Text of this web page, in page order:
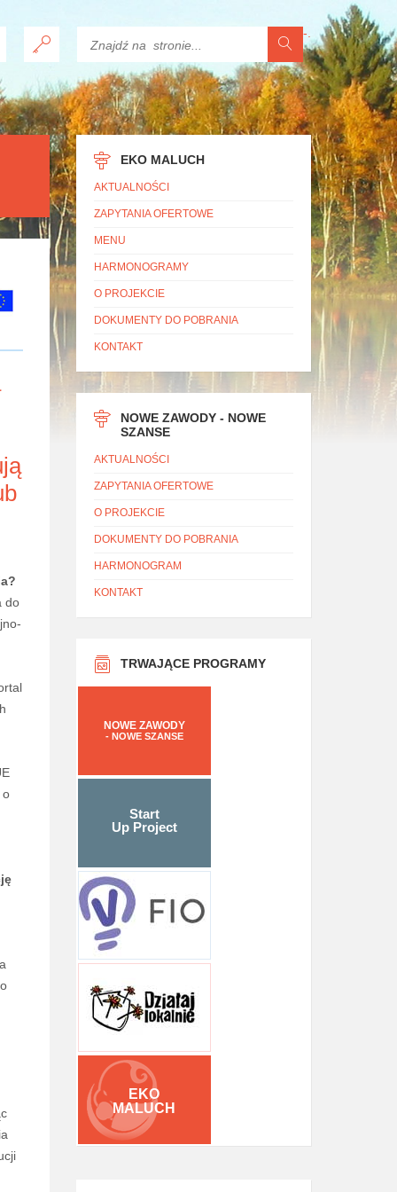
-
do
o
EKO MALUCH
AKTUALNOŚCI
ZAPYTANIA OFERTOWE
MENU
HARMONOGRAMY
O PROJEKCIE
DOKUMENTY DO POBRANIA
KONTAKT
NOWE ZAWODY - NOWE
SZANSE
AKTUALNOŚCI
ZAPYTANIA OFERTOWE
O PROJEKCIE
DOKUMENTY DO POBRANIA
HARMONOGRAM
KONTAKT
TRWAJĄCE PROGRAMY
NOWE ZAWODY
- NOWE SZANSE
Start
Up Project
EKO
MALUCH